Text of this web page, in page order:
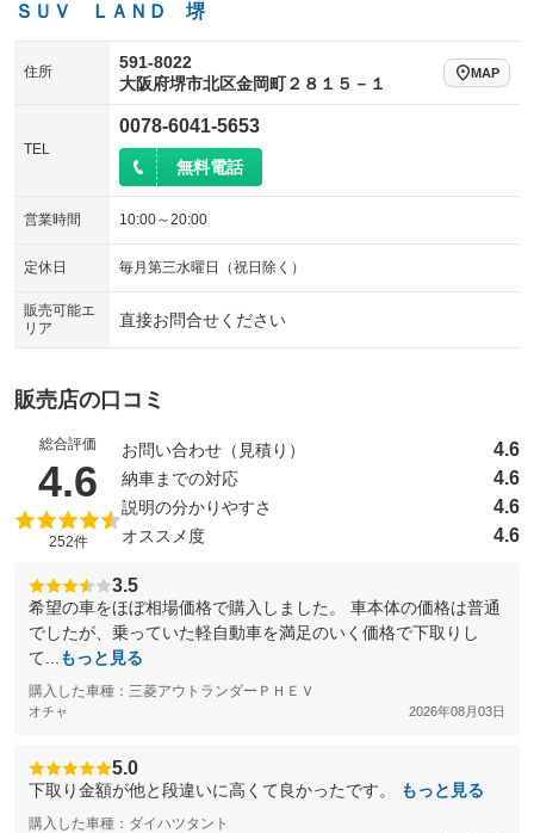
ＳＵＶ ＬＡＮＤ 堺
住所
591-8022
大阪府堺市北区金岡町２８１５－１
MAP
TEL
0078-6041-5653
無料電話
営業時間 10:00～20:00
定休日 毎月第三水曜日（祝日除く）
販売可能エ
リア
直接お問合せください
販売店の口コミ
総合評価
4.6 （5点満点中）
252件
お問い合わせ（見積り） 4.6
納車までの対応 4.6
説明の分かりやすさ 4.6
オススメ度 4.6
3.5
希望の車をほぼ相場価格で購入しました。 車本体の価格は普通
でしたが、乗っていた軽自動車を満足のいく価格で下取りし
て...
もっと見る
購入した車種：三菱アウトランダーＰＨＥＶ
オチャ 2026年08月03日
5.0
下取り金額が他と段違いに高くて良かったです。 もっと見る
購入した車種：ダイハツタント